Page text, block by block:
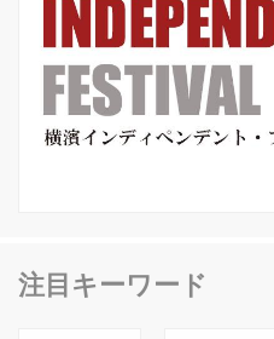
注目キーワード